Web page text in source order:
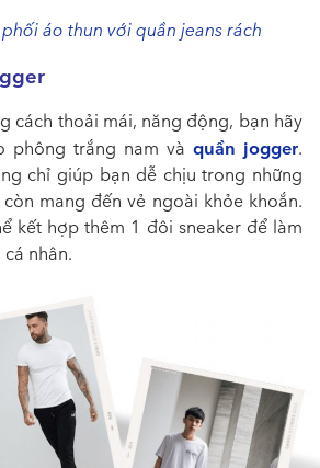
áo thun với quần jeans rách
cách thoải mái, năng động, bạn hãy
phông trắng nam và quần jogger.
chỉ giúp bạn dễ chịu trong những
mang đến vẻ ngoài khỏe khoắn.
kết hợp thêm 1 đôi sneaker để làm
nhân.